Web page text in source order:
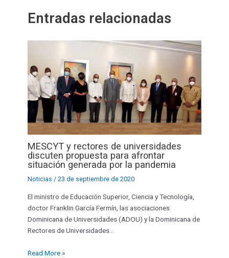
Entradas relacionadas
MESCYT y rectores de universidades
discuten propuesta para afrontar
situación generada por la pandemia
Noticias /23 de septiembre de 2020
El ministro de Educación Superior, Ciencia y Tecnología,
doctor Franklin García Fermín, las asociaciones
Dominicana de Universidades (ADOU) y la Dominicana de
Rectores de Universidades…
Read More »